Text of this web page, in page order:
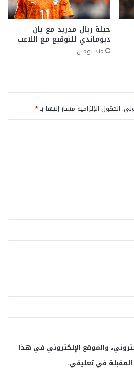
حيلة ريال مدريد مع يان
ديوماندي للتوقيع مع اللاعب
منذ يومين
الحقول الإلزامية مشار إليها بـ*
والموقع الإلكتروني في هذا
في تعليقي.